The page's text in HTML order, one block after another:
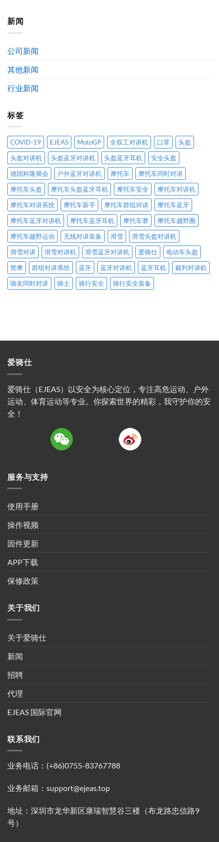
通
历
科
有
公
司
新闻
公司新闻
其他新闻
行业新闻
标签
COVID-19 EJEAS MotoGP 全双工对讲机 口罩
头盔
头盔对讲机
头盔蓝牙对讲机 头盔蓝牙耳机
安全头盔
德国科隆展会
户外蓝牙对讲机 摩托车
摩托车同时对讲
摩托车头盔
摩托车头盔蓝牙耳机 摩托车安全
摩托车对讲机
摩托车对讲系统
摩托车新手 摩托车群组对讲
摩托车蓝牙
摩托车蓝牙对讲机
摩托车蓝牙耳机 摩托车赛
摩托车越野圈
摩托车越野运动
无线对讲装备 滑雪
滑雪头盔对讲机
滑雪对讲
滑雪对讲机 滑雪蓝牙对讲机 爱骑仕
电动车头盔
禁摩
群组对讲系统 蓝牙 蓝牙对讲机 蓝牙耳机
裁判对讲机
骑友同时对讲
骑士 骑行安全 骑行安全装备
爱骑仕
爱骑仕（EJEAS）以安全为核心定位，专注高危运动、户外
运动、体育运动等专业。你探索世界的精彩，我守护你的安
全！
服务与支持
使用手册
操作视频
固件更新
APP下载
保修政策
关于我们
关于爱骑仕
新闻
招聘
代理
EJEAS 国际官网
联系我们
业务电话：(+86)0755-83767788
业务邮箱：support@ejeas.top
地址：深圳市龙华新区康瑞智慧谷三楼（布龙路忠信路9
号）